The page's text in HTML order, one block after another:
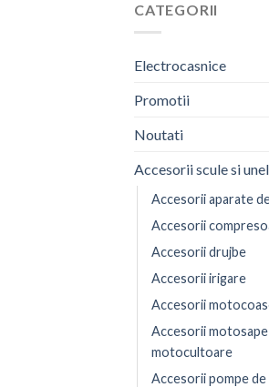
CATEGORII
Electrocasnice
Promotii
Noutati
Accesorii scule si
Accesorii aparate
Accesorii
Accesorii drujbe
Accesorii irigare
Accesorii
Accesorii
motocultoare
Accesorii pompe de